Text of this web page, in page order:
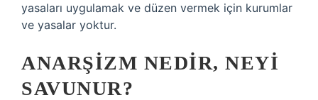
yasaları uygulamak ve düzen vermek için kurumlar
ve yasalar yoktur.
ANARŞIZM NEDIR, NEYI
SAVUNUR?